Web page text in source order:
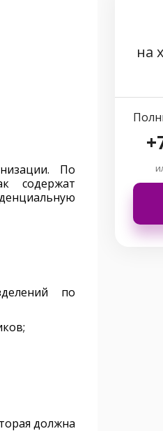
По
содержат
по
должна
на